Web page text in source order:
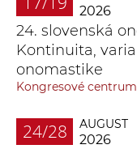
2026
24. slovenská
Kontinuita,
onomastike
Kongresové centrum
24/28 AUGUST
2026